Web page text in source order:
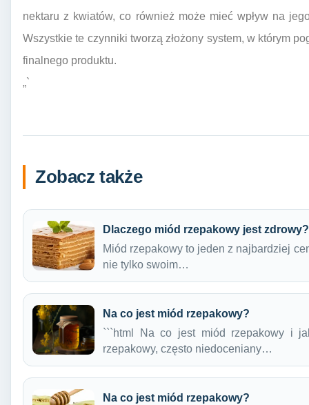
nektaru z kwiatów, co również może mieć wpływ na
Wszystkie te czynniki tworzą złożony system, w którym
finalnego produktu.
„`
Zobacz także
Dlaczego miód rzepakowy jest zdrowy?
Miód rzepakowy to jeden z najbardziej
nie tylko swoim…
Na co jest miód rzepakowy?
```html Na co jest miód rzepakowy i
rzepakowy, często niedoceniany…
Na co jest miód rzepakowy?